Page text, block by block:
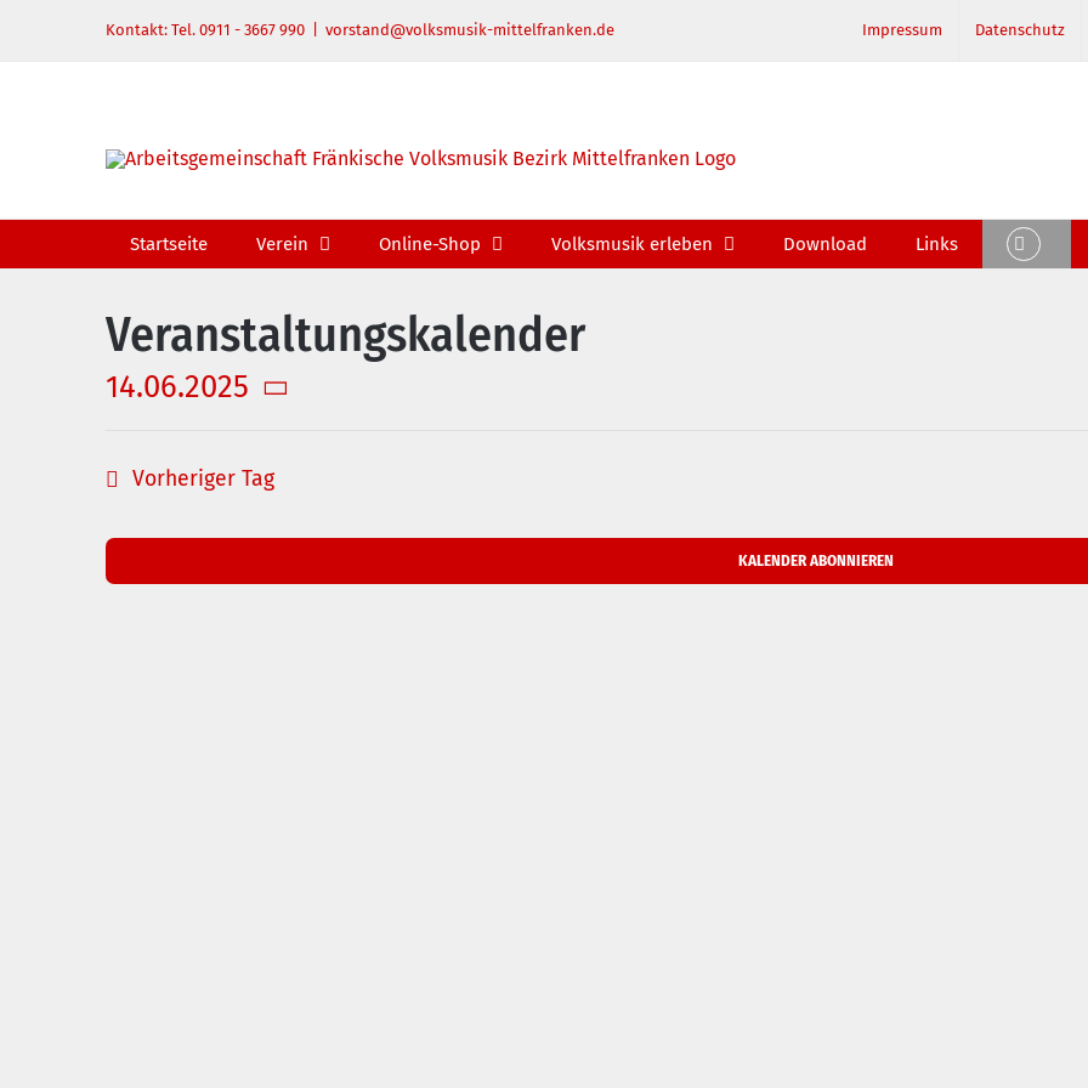
Kontakt: Tel. 0911 - 3667 990 vorstand@volksmusik-mittelfranken.de Impressum Datenschutz
Startseite Verein Online-Shop Volksmusik erleben Download Links
Veranstaltungskalender
14.06.2025
Vorheriger Tag
KALENDER ABONNIEREN